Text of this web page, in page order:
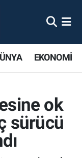
EKONOMİ
ok
sürücü